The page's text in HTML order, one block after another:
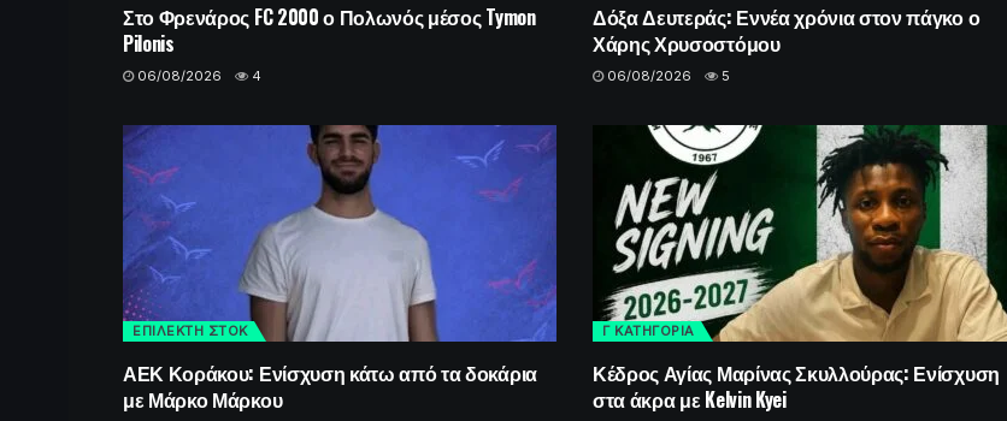
Στο Φρενάρος FC 2000 ο Πολωνός μέσος Tymon
Pilonis
06/08/2026 4
Δόξα Δευτεράς: Εννέα χρόνια στον πάγκο ο
Χάρης Χρυσοστόμου
06/08/2026 5
ΕΠΙΛΕΚΤΗ ΣΤΟΚ
ΑΕΚ Κοράκου: Ενίσχυση κάτω από τα δοκάρια
με Μάρκο Μάρκου
Γ ΚΑΤΗΓΟΡΙΑ
Κέδρος Αγίας Μαρίνας Σκυλλούρας: Ενίσχυση
στα άκρα με Kelvin Kyei